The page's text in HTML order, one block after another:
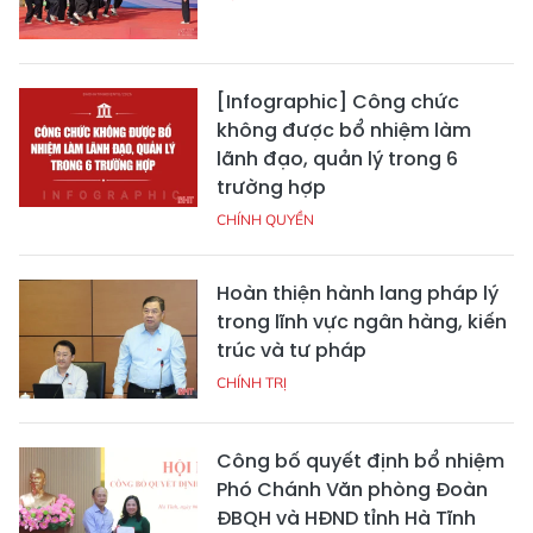
[Infographic] Công chức
không được bổ nhiệm làm
lãnh đạo, quản lý trong 6
trường hợp
CHÍNH QUYỀN
Hoàn thiện hành lang pháp lý
trong lĩnh vực ngân hàng, kiến
trúc và tư pháp
CHÍNH TRỊ
Công bố quyết định bổ nhiệm
Phó Chánh Văn phòng Đoàn
ĐBQH và HĐND tỉnh Hà Tĩnh